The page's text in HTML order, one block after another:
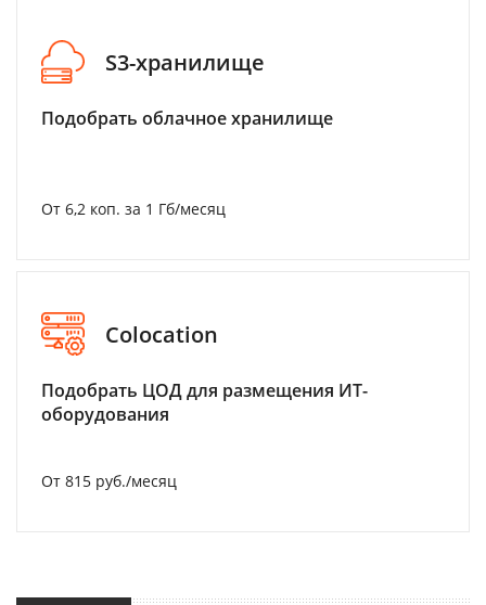
S3-хранилище
Подобрать облачное хранилище
От 6,2 коп. за 1 Гб/месяц
Colocation
Подобрать ЦОД для размещения ИТ-
оборудования
От 815 руб./месяц